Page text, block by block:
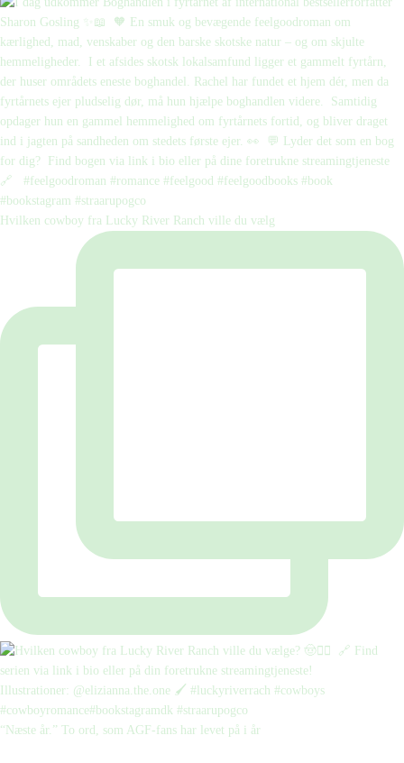
Hvilken cowboy fra Lucky River Ranch ville du vælg
“Næste år.” To ord, som AGF-fans har levet på i år